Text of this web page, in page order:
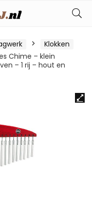
Klokken
Chime – klein
– 1 rij – hout en